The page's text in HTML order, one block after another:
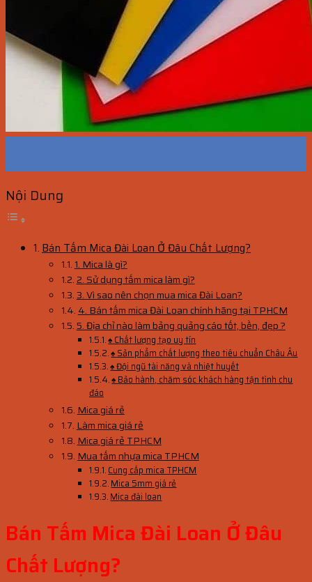
Nội Dung
Bán Tấm Mica Đài Loan Ở Đâu Chất Lượng?
1. Mica là gì?
2. Sử dụng tấm mica làm gì?
3. Vì sao nên chọn mua mica Đài Loan?
4. Bán tấm mica Đài Loan chính hãng tại TPHCM
5. Địa chỉ nào làm bảng quảng cáo tốt, bền, đẹp ?
♠ Chất lượng tạo uy tín
♠ Sản phẩm chất lượng theo tiêu chuẩn Châu Âu
♠ Đội ngũ tài năng và nhiệt huyết
♠ Bảo hành, chăm sóc khách hàng tận tình chu
đáo
Mica giá rẻ
Làm mica giá rẻ
Mica giá rẻ TPHCM
Mua tấm nhựa mica TPHCM
Cung cấp mica TPHCM
Mica 5mm giá rẻ
Mica đài loan
Bán Tấm Mica Đài Loan Ở Đâu
Chất Lượng?